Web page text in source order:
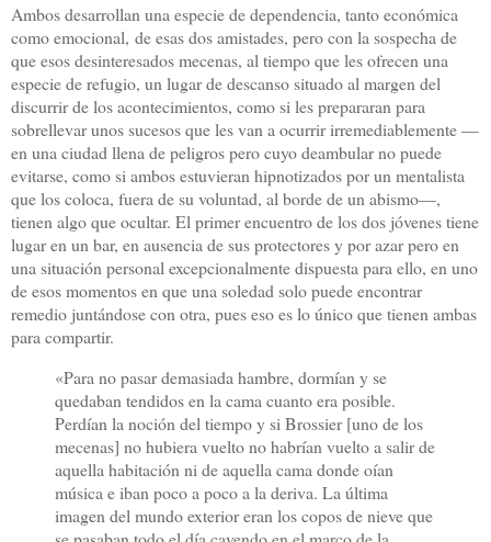
Ambos desarrollan una especie de dependencia, tanto económica
como emocional, de esas dos amistades, pero con la sospecha de
que esos desinteresados mecenas, al tiempo que les ofrecen una
especie de refugio, un lugar de descanso situado al margen del
discurrir de los acontecimientos, como si les prepararan para
sobrellevar unos sucesos que les van a ocurrir irremediablemente —
en una ciudad llena de peligros pero cuyo deambular no puede
evitarse, como si ambos estuvieran hipnotizados por un mentalista
que los coloca, fuera de su voluntad, al borde de un abismo—,
tienen algo que ocultar. El primer encuentro de los dos jóvenes tiene
lugar en un bar, en ausencia de sus protectores y por azar pero en
una situación personal excepcionalmente dispuesta para ello, en uno
de esos momentos en que una soledad solo puede encontrar
remedio juntándose con otra, pues eso es lo único que tienen ambas
para compartir.
«Para no pasar demasiada hambre, dormían y se
quedaban tendidos en la cama cuanto era posible.
Perdían la noción del tiempo y si Brossier [uno de los
mecenas] no hubiera vuelto no habrían vuelto a salir de
aquella habitación ni de aquella cama donde oían
música e iban poco a poco a la deriva. La última
imagen del mundo exterior eran los copos de nieve que